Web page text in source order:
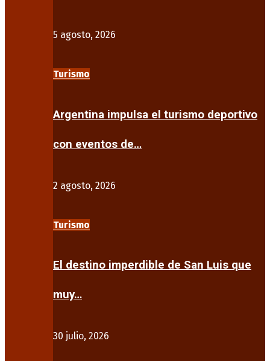
5 agosto, 2026
Turismo
Argentina impulsa el turismo deportivo
con eventos de…
2 agosto, 2026
Turismo
El destino imperdible de San Luis que
muy…
30 julio, 2026